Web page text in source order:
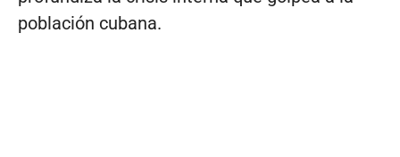
población cubana.